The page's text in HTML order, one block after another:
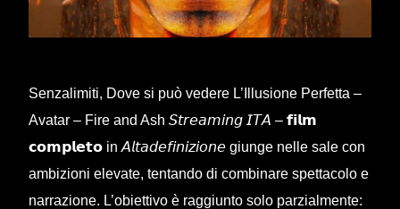
Senzalimiti, Dove si può vedere L’Illusione Perfetta –
Avatar – Fire and Ash 𝘚𝘵𝘳𝘦𝘢𝘮𝘪𝘯𝘨 𝘐𝘛𝘈 – 𝗳𝗶𝗹𝗺
𝗰𝗼𝗺𝗽𝗹𝗲𝘁𝗼 in 𝘈𝘭𝘵𝘢𝘥𝘦𝘧𝘪𝘯𝘪𝘻𝘪𝘰𝘯𝘦 giunge nelle sale con
ambizioni elevate, tentando di combinare spettacolo e
narrazione. L’obiettivo è raggiunto solo parzialmente: